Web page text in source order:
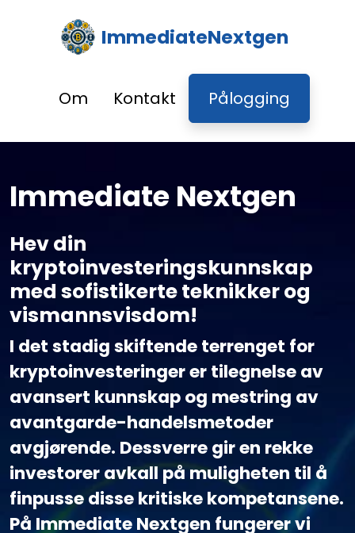
ImmediateNextgen
Om Kontakt Pålogging
Immediate Nextgen
Hev din
kryptoinvesteringskunnskap
med sofistikerte teknikker og
vismannsvisdom!
I det stadig skiftende terrenget for
kryptoinvesteringer er tilegnelse av
avansert kunnskap og mestring av
avantgarde-handelsmetoder
avgjørende. Dessverre gir en rekke
investorer avkall på muligheten til å
finpusse disse kritiske kompetansene.
På Immediate Nextgen fungerer vi